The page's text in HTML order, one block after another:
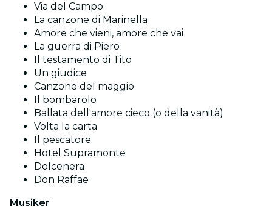
Via del Campo
La canzone di Marinella
Amore che vieni, amore che vai
La guerra di Piero
Il testamento di Tito
Un giudice
Canzone del maggio
Il bombarolo
Ballata dell'amore cieco (o della vanità)
Volta la carta
Il pescatore
Hotel Supramonte
Dolcenera
Don Raffae
Musiker